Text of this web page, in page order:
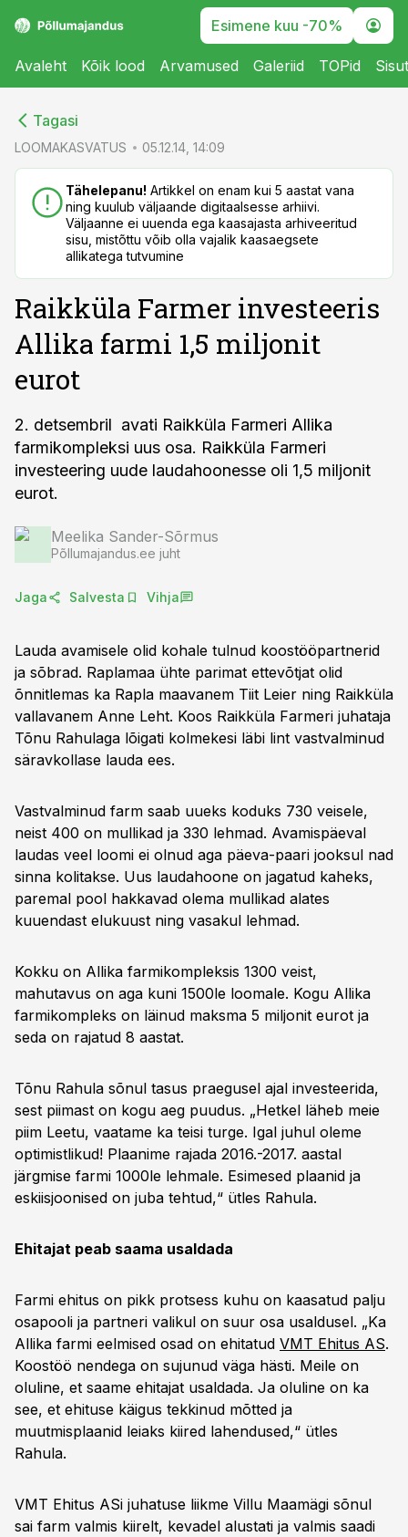
Esimene kuu -70%
Avaleht Kõik lood Arvamused Galeriid TOPid
Tagasi
LOOMAKASVATUS 05.12.14, 14:09
Tähelepanu! Artikkel on enam kui 5 aastat vana
ning kuulub väljaande digitaalsesse arhiivi.
Väljaanne ei uuenda ega kaasajasta arhiveeritud
sisu, mistõttu võib olla vajalik kaasaegsete
allikatega tutvumine
Raikküla Farmer investeeris
Allika farmi 1,5 miljonit
eurot
2. detsembril avati Raikküla Farmeri Allika
farmikompleksi uus osa. Raikküla Farmeri
investeering uude laudahoonesse oli 1,5 miljonit
eurot.
Meelika Sander-Sõrmus
Põllumajandus.ee juht
Jaga Salvesta Vihja
Lauda avamisele olid kohale tulnud koostööpartnerid
ja sõbrad. Raplamaa ühte parimat ettevõtjat olid
õnnitlemas ka Rapla maavanem Tiit Leier ning Raikküla
vallavanem Anne Leht. Koos Raikküla Farmeri juhataja
Tõnu Rahulaga lõigati kolmekesi läbi lint vastvalminud
säravkollase lauda ees.
Vastvalminud farm saab uueks koduks 730 veisele,
neist 400 on mullikad ja 330 lehmad. Avamispäeval
laudas veel loomi ei olnud aga päeva-paari jooksul nad
sinna kolitakse. Uus laudahoone on jagatud kaheks,
paremal pool hakkavad olema mullikad alates
kuuendast elukuust ning vasakul lehmad.
Kokku on Allika farmikompleksis 1300 veist,
mahutavus on aga kuni 1500le loomale. Kogu Allika
farmikompleks on läinud maksma 5 miljonit eurot ja
seda on rajatud 8 aastat.
Tõnu Rahula sõnul tasus praegusel ajal investeerida,
sest piimast on kogu aeg puudus. „Hetkel läheb meie
piim Leetu, vaatame ka teisi turge. Igal juhul oleme
optimistlikud! Plaanime rajada 2016.-2017. aastal
järgmise farmi 1000le lehmale. Esimesed plaanid ja
eskiisjoonised on juba tehtud,“ ütles Rahula.
Ehitajat peab saama usaldada
Farmi ehitus on pikk protsess kuhu on kaasatud palju
osapooli ja partneri valikul on suur osa usaldusel. „Ka
Allika farmi eelmised osad on ehitatud VMT Ehitus AS.
Koostöö nendega on sujunud väga hästi. Meile on
oluline, et saame ehitajat usaldada. Ja oluline on ka
see, et ehituse käigus tekkinud mõtted ja
muutmisplaanid leiaks kiired lahendused,“ ütles
Rahula.
VMT Ehitus ASi juhatuse liikme Villu Maamägi sõnul
sai farm valmis kiirelt, kevadel alustati ja valmis saadi